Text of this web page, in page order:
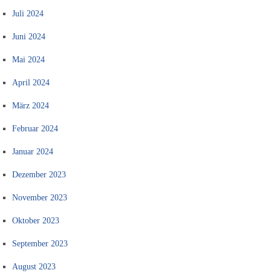
Juli 2024
Juni 2024
Mai 2024
April 2024
März 2024
Februar 2024
Januar 2024
Dezember 2023
November 2023
Oktober 2023
September 2023
August 2023